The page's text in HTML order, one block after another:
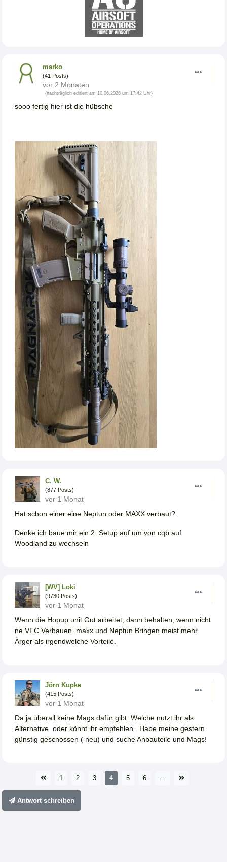
marko
(41 Posts)
vor 2 Monaten
(nachträglich editiert am 10.06.2026 um 17:42 Uhr)
sooo fertig hier ist die hübsche
C. W.
(877 Posts)
vor 1 Monat
Hat schon einer eine Neptun oder MAXX verbaut?
Denke ich baue mir ein 2. Setup auf um von cqb auf
Woodland zu wechseln
[WV] Loki
(9730 Posts)
vor 1 Monat
Wenn die Hopup unit Gut arbeitet, dann behalten, wenn nicht
ne VFC Verbauen. maxx und Neptun Bringen meist mehr
Ärger als irgendwelche Vorteile.
Jörn Kupke
(415 Posts)
vor 1 Monat
Da ja überall keine Mags dafür gibt. Welche nutzt ihr als
Alternative oder könnt ihr empfehlen. Habe meine gestern
günstig geschossen ( neu) und suche Anbauteile und Mags!
1 2 3 4 5 6
Antwort schreiben